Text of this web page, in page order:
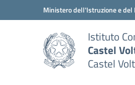
Vai ai contenuti
Vai al menu di navigazioneMinistero dell'Istruzione e del
Istituto
Castel
Castel